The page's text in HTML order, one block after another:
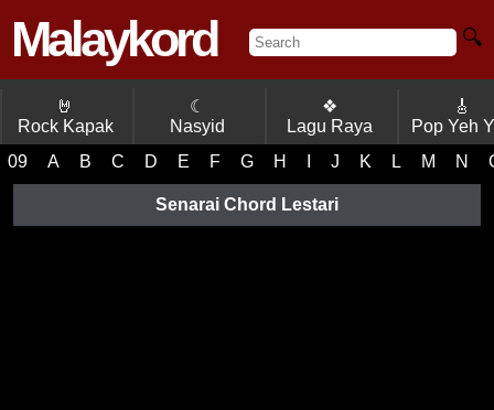
Malaykord 🔍
🤘
Rock Kapak
☾
Nasyid
❖
Lagu Raya
🎸
Pop Yeh
09
A B C D E F G H J K L M N
Senarai Chord Lestari